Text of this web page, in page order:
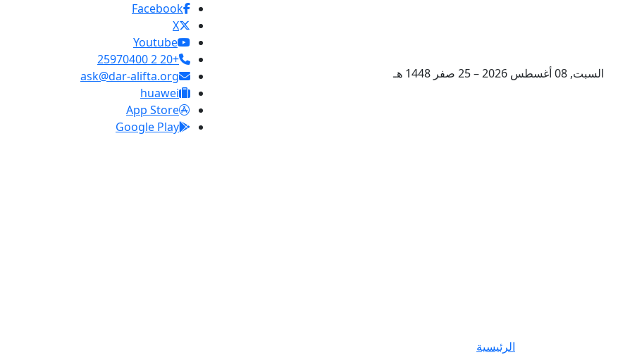
السبت, 08 أغسطس 2026 – 25 صفر 1448 هـ
Facebook
X
Youtube
+20 2 25970400
ask@dar-alifta.org
huawei
App Store
Google Play
الرئيسية